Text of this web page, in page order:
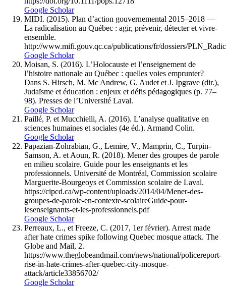
Google Scholar
MIDI. (2015). Plan d’action gouvernemental 2015–2018 —
La radicalisation au Québec : agir, prévenir, détecter et vivre-
ensemble.
http://www.mifi.gouv.qc.ca/publications/fr/dossiers/
Google Scholar
Moisan, S. (2016). L’Holocauste et l’enseignement de
l’histoire nationale au Québec : quelles voies emprunter?
Dans S. Hirsch, M. Mc Andrew, G. Audet et J. Ipgrave (dir.),
Judaïsme et éducation : enjeux et défis pédagogiques (p. 77–
98). Presses de l’Université Laval.
Google Scholar
Paillé, P. et Mucchielli, A. (2016). L’analyse qualitative en
sciences humaines et sociales (4e éd.). Armand Colin.
Google Scholar
Papazian-Zohrabian, G., Lemire, V., Mamprin, C., Turpin-
Samson, A. et Aoun, R. (2018). Mener des groupes de parole
en milieu scolaire. Guide pour les enseignants et les
professionnels. Université de Montréal, Commission scolaire
Marguerite-Bourgeoys et Commission scolaire de Laval.
https://cipcd.ca/wp-content/uploads/2014/04/Mener-des-
groupes-de-parole-en-contexte-scolaireGuide-pour-
lesenseignants-et-les-professionnels.pdf
Google Scholar
Perreaux, L., et Freeze, C. (2017, 1er février). Arrest made
after hate crimes spike following Quebec mosque attack. The
Globe and Mail, 2.
https://www.theglobeandmail.com/news/national/policereport-
rise-in-hate-crimes-after-quebec-city-mosque-
attack/article33856702/
Google Scholar